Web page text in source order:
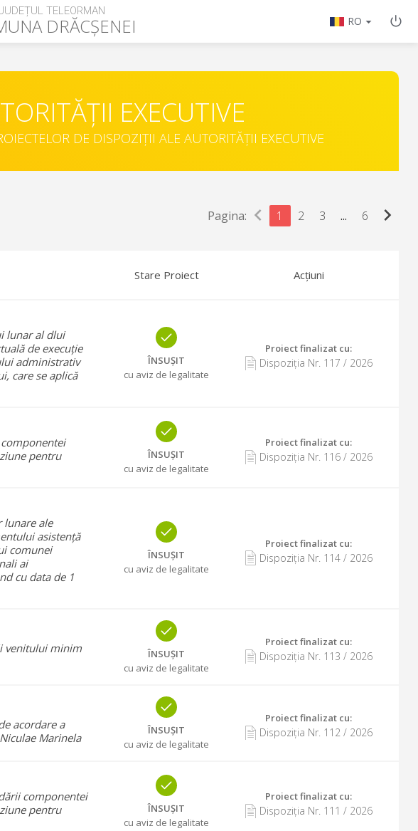
TELEORMAN
DRĂCȘENEI RO
EXECUTIVE
DE DISPOZIȚII ALE AUTORITĂȚII EXECUTIVE
Pagina: chevron_left 1 2 3 ... 6 chevron_right
Stare Proiect Acțiuni
lunar al dlui
de execuție
administrativ
care se aplică
ÎNSUȘIT
cu aviz de legalitate
Proiect finalizat cu:
Dispoziția Nr. 117 / 2026
pentru
ÎNSUȘIT
cu aviz de legalitate
Proiect finalizat cu:
Dispoziția Nr. 116/ 2026
lunare ale
asistență
comunei
ai
cu data de 1
ÎNSUȘIT
cu aviz de legalitate
Proiect finalizat cu:
Dispoziția Nr. 114/ 2026
venitului minim
ÎNSUȘIT
cu aviz de legalitate
Proiect finalizat cu:
Dispoziția Nr. 113 / 2026
acordare a
Marinela
ÎNSUȘIT
cu aviz de legalitate
Proiect finalizat cu:
Dispoziția Nr. 112/ 2026
componentei
pentru
ÎNSUȘIT
cu aviz de legalitate
Proiect finalizat cu:
Dispoziția Nr. 111 / 2026